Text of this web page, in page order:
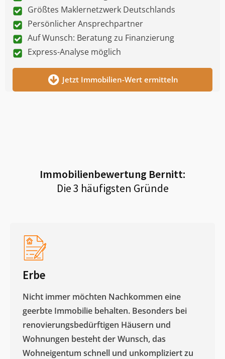
Größtes Maklernetzwerk Deutschlands
Persönlicher Ansprechpartner
Auf Wunsch: Beratung zu Finanzierung
Express-Analyse möglich
Jetzt Immobilien-Wert ermitteln
Immobilienbewertung Bernitt:
Die 3 häufigsten Gründe
Erbe
Nicht immer möchten Nachkommen eine
geerbte Immobilie behalten. Besonders bei
renovierungsbedürftigen Häusern und
Wohnungen besteht der Wunsch, das
Wohneigentum schnell und unkompliziert zu